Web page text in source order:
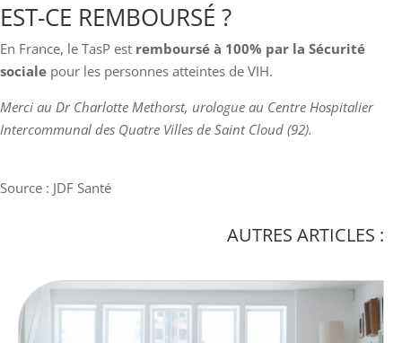
EST-CE REMBOURSÉ ?
En France, le TasP est remboursé à 100% par la Sécurité
sociale pour les personnes atteintes de VIH.
Merci au Dr Charlotte Methorst, urologue au Centre Hospitalier
Intercommunal des Quatre Villes de Saint Cloud (92).
Source : JDF Santé
AUTRES ARTICLES :